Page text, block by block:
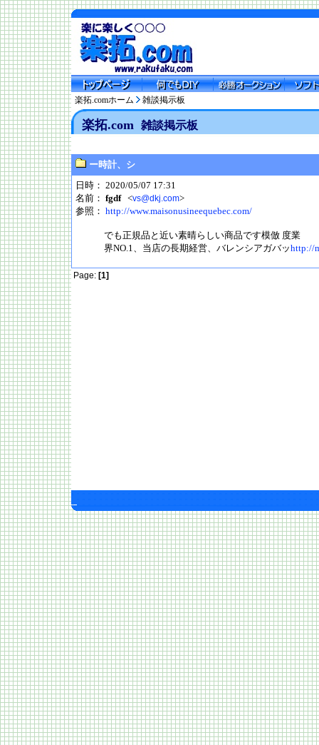
楽拓.comホーム 雑談掲示板
楽拓.com 雑談掲示板
ー時計、シ
日時： 2020/05/07 17:31
名前： fgdf<vs@dkj.com>
参照： http://www.maisonusineequebec.com/
でも正規品と近い素晴らしい商品です模倣 度業
界NO.1、当店の長期経営、バレンシアガバッhttp://
Page: [1]